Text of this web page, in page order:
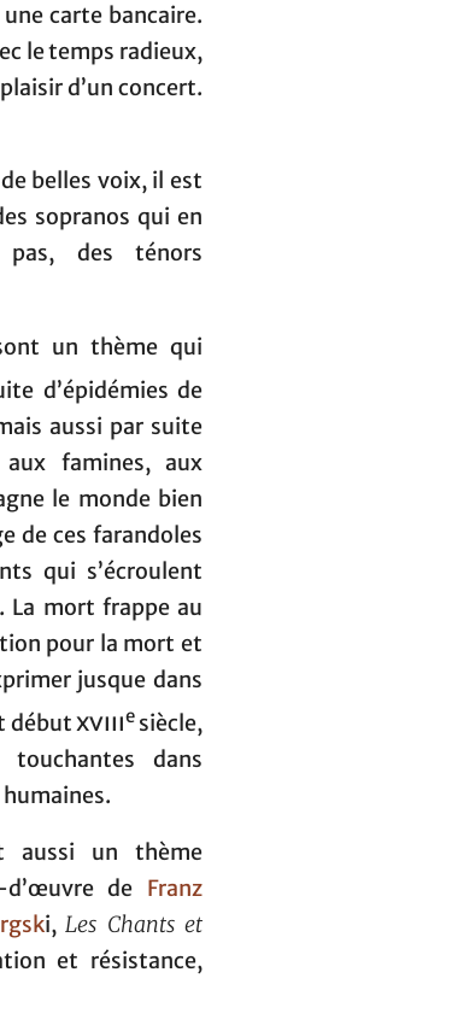
carte bancaire.
le temps radieux,
d’un concert.
belles voix, il est
sopranos qui en
des ténors
un thème qui
d’épidémies de
aussi par suite
famines, aux
le monde bien
de ces farandoles
qui s’écroulent
La mort frappe au
pour la mort et
jusque dans
débutxviiiesiècle,
touchantes dans
humaines.
aussi un thème
de Franz
i,Les Chants et
et résistance,